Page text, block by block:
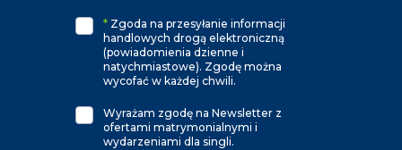
* Zgoda na przesyłanie informacji
handlowych drogą elektroniczną
(powiadomienia dzienne i
natychmiastowe). Zgodę można
wycofać w każdej chwili.
Wyrażam zgodę na Newsletter z
ofertami matrymonialnymi i
wydarzeniami dla singli.